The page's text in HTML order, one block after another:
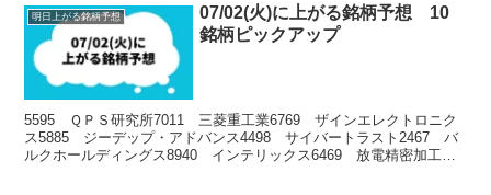
明日上がる銘柄予想
07/02(火)に上がる銘柄予想 10
銘柄ピックアップ
5595 ＱＰＳ研究所7011 三菱重工業6769 ザインエレクトロニク
ス5885 ジーデップ・アドバンス4498 サイバートラスト2467 バ
ルクホールディングス8940 インテリックス6469 放電精密加工研